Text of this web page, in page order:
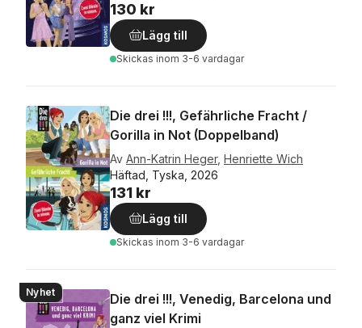
130 kr
Lägg till
Skickas inom 3-6 vardagar
Die drei !!!, Gefährliche Fracht /
Gorilla in Not (Doppelband)
Av Ann-Katrin Heger, Henriette Wich
Häftad, Tyska, 2026
131 kr
Lägg till
Skickas inom 3-6 vardagar
Nyhet
Die drei !!!, Venedig, Barcelona und
ganz viel Krimi